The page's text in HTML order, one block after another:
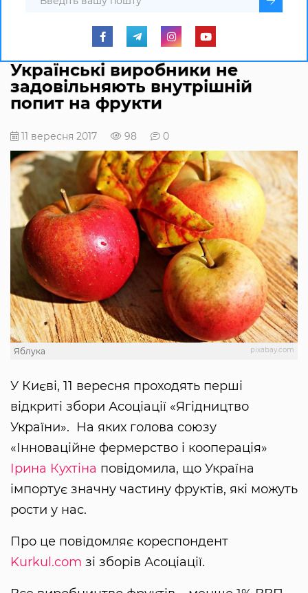
Українські виробники не
задовільняють внутрішній
попит на фрукти
11 вересня 2017 98 0
pixabay.com
Яблука
У Києві, 11 вересня проходять перші
відкриті збори Асоціації «Ягідництво
України». На яких голова союзу
«Інноваційне фермерство і кооперація»
Ірина Кухтіна повідомила, що Україна
імпортує значну частину фруктів, які можуть
рости у нас.
Про це повідомляє кореспондент
Kurkul.com зі зборів Асоціації.